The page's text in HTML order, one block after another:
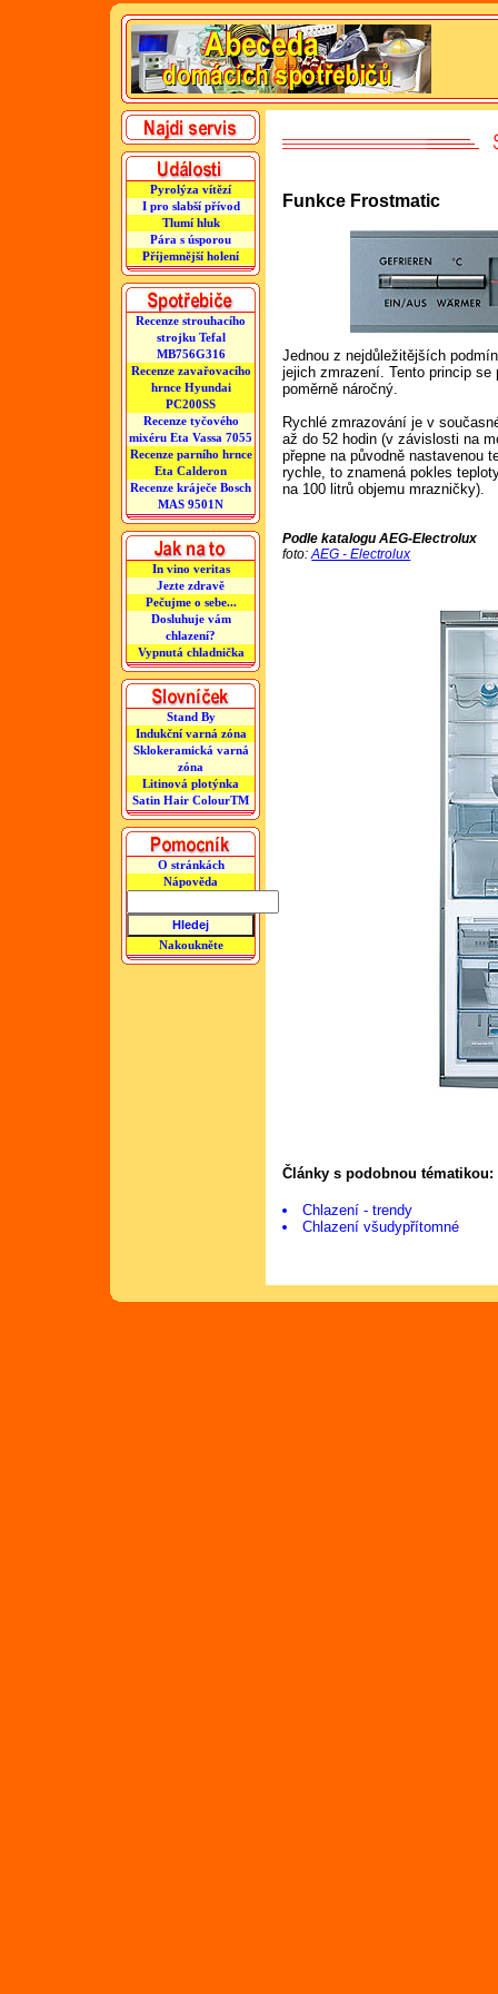
Pyrolýza vítězí
I pro slabší přívod
Tlumí hluk
Pára s úsporou
Příjemnější holení
Recenze strouhacího
strojku Tefal
MB756G316
Recenze zavařovacího
hrnce Hyundai
PC200SS
Recenze tyčového
mixéru Eta Vassa 7055
Recenze parního hrnce
Eta Calderon
Recenze kráječe Bosch
MAS 9501N
In vino veritas
Jezte zdravě
Pečujme o sebe...
Dosluhuje vám
chlazení?
Vypnutá chladnička
Stand By
Indukční varná zóna
Sklokeramická varná
zóna
Litinová plotýnka
Satin Hair ColourTM
O stránkách
Nápověda
Nakoukněte
Funkce Frostmatic
Jednou z nejdůležitějších
jejich zmrazení. Tento princip
poměrně náročný.
Rychlé zmrazování je v
až do 52 hodin (v závislosti na
přepne na původně nastavenou
rychle, to znamená pokles
na 100 litrů objemu mrazničky).
Podle katalogu AEG-Electrolux
foto:AEG - Electrolux
Články s podobnou tématikou:
Chlazení - trendy
Chlazení všudypřítomné